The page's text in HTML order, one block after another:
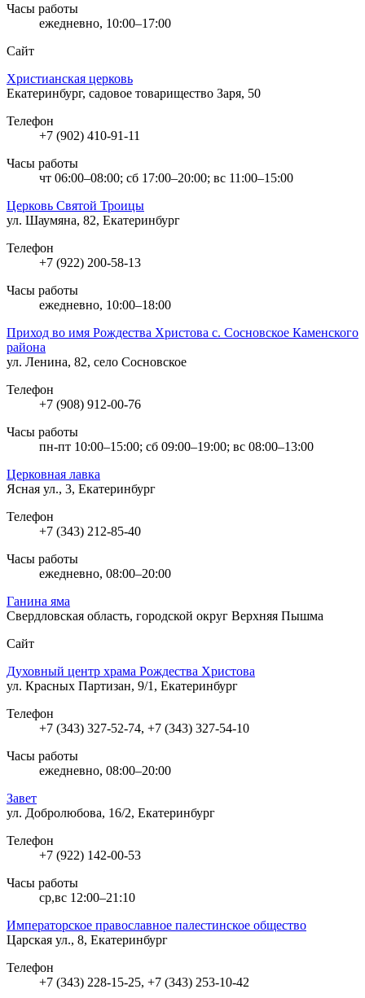
Часы работы
ежедневно, 10:00–17:00
Сайт
Христианская церковь
Екатеринбург, садовое товарищество Заря, 50
Телефон
+7 (902) 410-91-11
Часы работы
чт 06:00–08:00; сб 17:00–20:00; вс 11:00–15:00
Церковь Святой Троицы
ул. Шаумяна, 82, Екатеринбург
Телефон
+7 (922) 200-58-13
Часы работы
ежедневно, 10:00–18:00
Приход во имя Рождества Христова с. Сосновское Каменского
района
ул. Ленина, 82, село Сосновское
Телефон
+7 (908) 912-00-76
Часы работы
пн-пт 10:00–15:00; сб 09:00–19:00; вс 08:00–13:00
Церковная лавка
Ясная ул., 3, Екатеринбург
Телефон
+7 (343) 212-85-40
Часы работы
ежедневно, 08:00–20:00
Ганина яма
Свердловская область, городской округ Верхняя Пышма
Сайт
Духовный центр храма Рождества Христова
ул. Красных Партизан, 9/1, Екатеринбург
Телефон
+7 (343) 327-52-74, +7 (343) 327-54-10
Часы работы
ежедневно, 08:00–20:00
Завет
ул. Добролюбова, 16/2, Екатеринбург
Телефон
+7 (922) 142-00-53
Часы работы
ср,вс 12:00–21:10
Императорское православное палестинское общество
Царская ул., 8, Екатеринбург
Телефон
+7 (343) 228-15-25, +7 (343) 253-10-42